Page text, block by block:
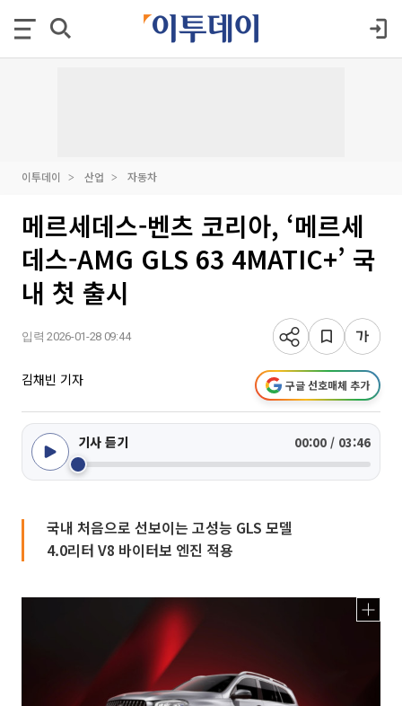
이투데이 산업 자동차
메르세데스-벤츠 코리아, ‘메르세
데스-AMG GLS 63 4MATIC+’ 국
내 첫 출시
입력 2026-01-28 09:44
김채빈 기자 구글 선호매체 추가
기사 듣기 00:00 / 03:46
국내 처음으로 선보이는 고성능 GLS 모델
4.0리터 V8 바이터보 엔진 적용